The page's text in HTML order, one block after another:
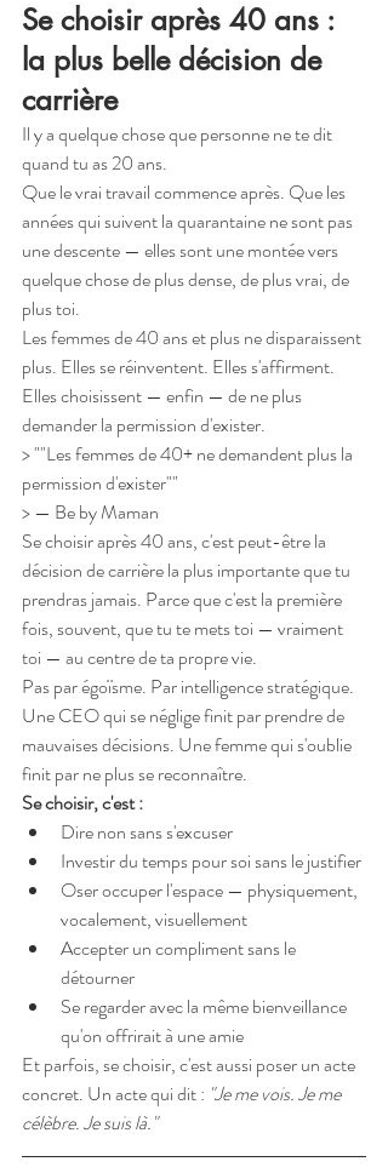
Se choisir après 40 ans :
la plus belle décision de
carrière
Il y a quelque chose que personne ne te dit
quand tu as 20 ans.
Que le vrai travail commence après. Que les
années qui suivent la quarantaine ne sont pas
une descente — elles sont une montée vers
quelque chose de plus dense, de plus vrai, de
plus toi.
Les femmes de 40 ans et plus ne disparaissent
plus. Elles se réinventent. Elles s'affirment.
Elles choisissent — enfin — de ne plus
demander la permission d'exister.
> ""Les femmes de 40+ ne demandent plus la
permission d'exister""
> — Be by Maman
Se choisir après 40 ans, c'est peut-être la
décision de carrière la plus importante que tu
prendras jamais. Parce que c'est la première
fois, souvent, que tu te mets toi — vraiment
toi — au centre de ta propre vie.
Pas par égoïsme. Par intelligence stratégique.
Une CEO qui se néglige finit par prendre de
mauvaises décisions. Une femme qui s'oublie
finit par ne plus se reconnaître.
Se choisir, c'est :
Dire non sans s'excuser
Investir du temps pour soi sans le justifier
Oser occuper l'espace — physiquement,
vocalement, visuellement
Accepter un compliment sans le
détourner
Se regarder avec la même bienveillance
qu'on offrirait à une amie
Et parfois, se choisir, c'est aussi poser un acte
concret. Un acte qui dit : "Je me vois. Je me
célèbre. Je suis là."